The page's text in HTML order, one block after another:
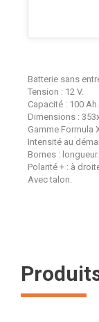
Batterie sans
Tension : 12 V.
Capacité : 100 Ah.
Dimensions :
Gamme Formula
Intensité au
Bornes : longueur.
Polarité + : à
Avec talon.